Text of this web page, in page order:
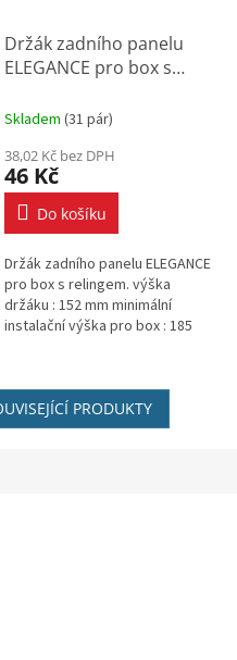
Držák zadního panelu
ELEGANCE pro box s
Skladem (31 pár)
38,02 Kč bez DPH
46 Kč
Do košíku
Držák zadního panelu ELEGANCE
pro box s relingem. výška
držáku : 152 mm minimální
instalační výška pro box : 185
PRODUKTY